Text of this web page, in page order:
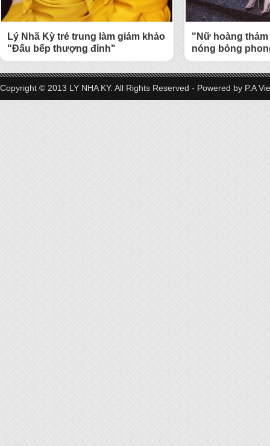
Lý Nhã Kỳ trẻ trung làm giám khảo
"Đấu bếp thượng đỉnh"
"Nữ hoàng
nóng bỏng
Copyright © 2013 LY NHA KY. All Rights Reserved - Powered by P.A